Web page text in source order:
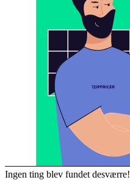
Ingen ting blev fundet desværre!